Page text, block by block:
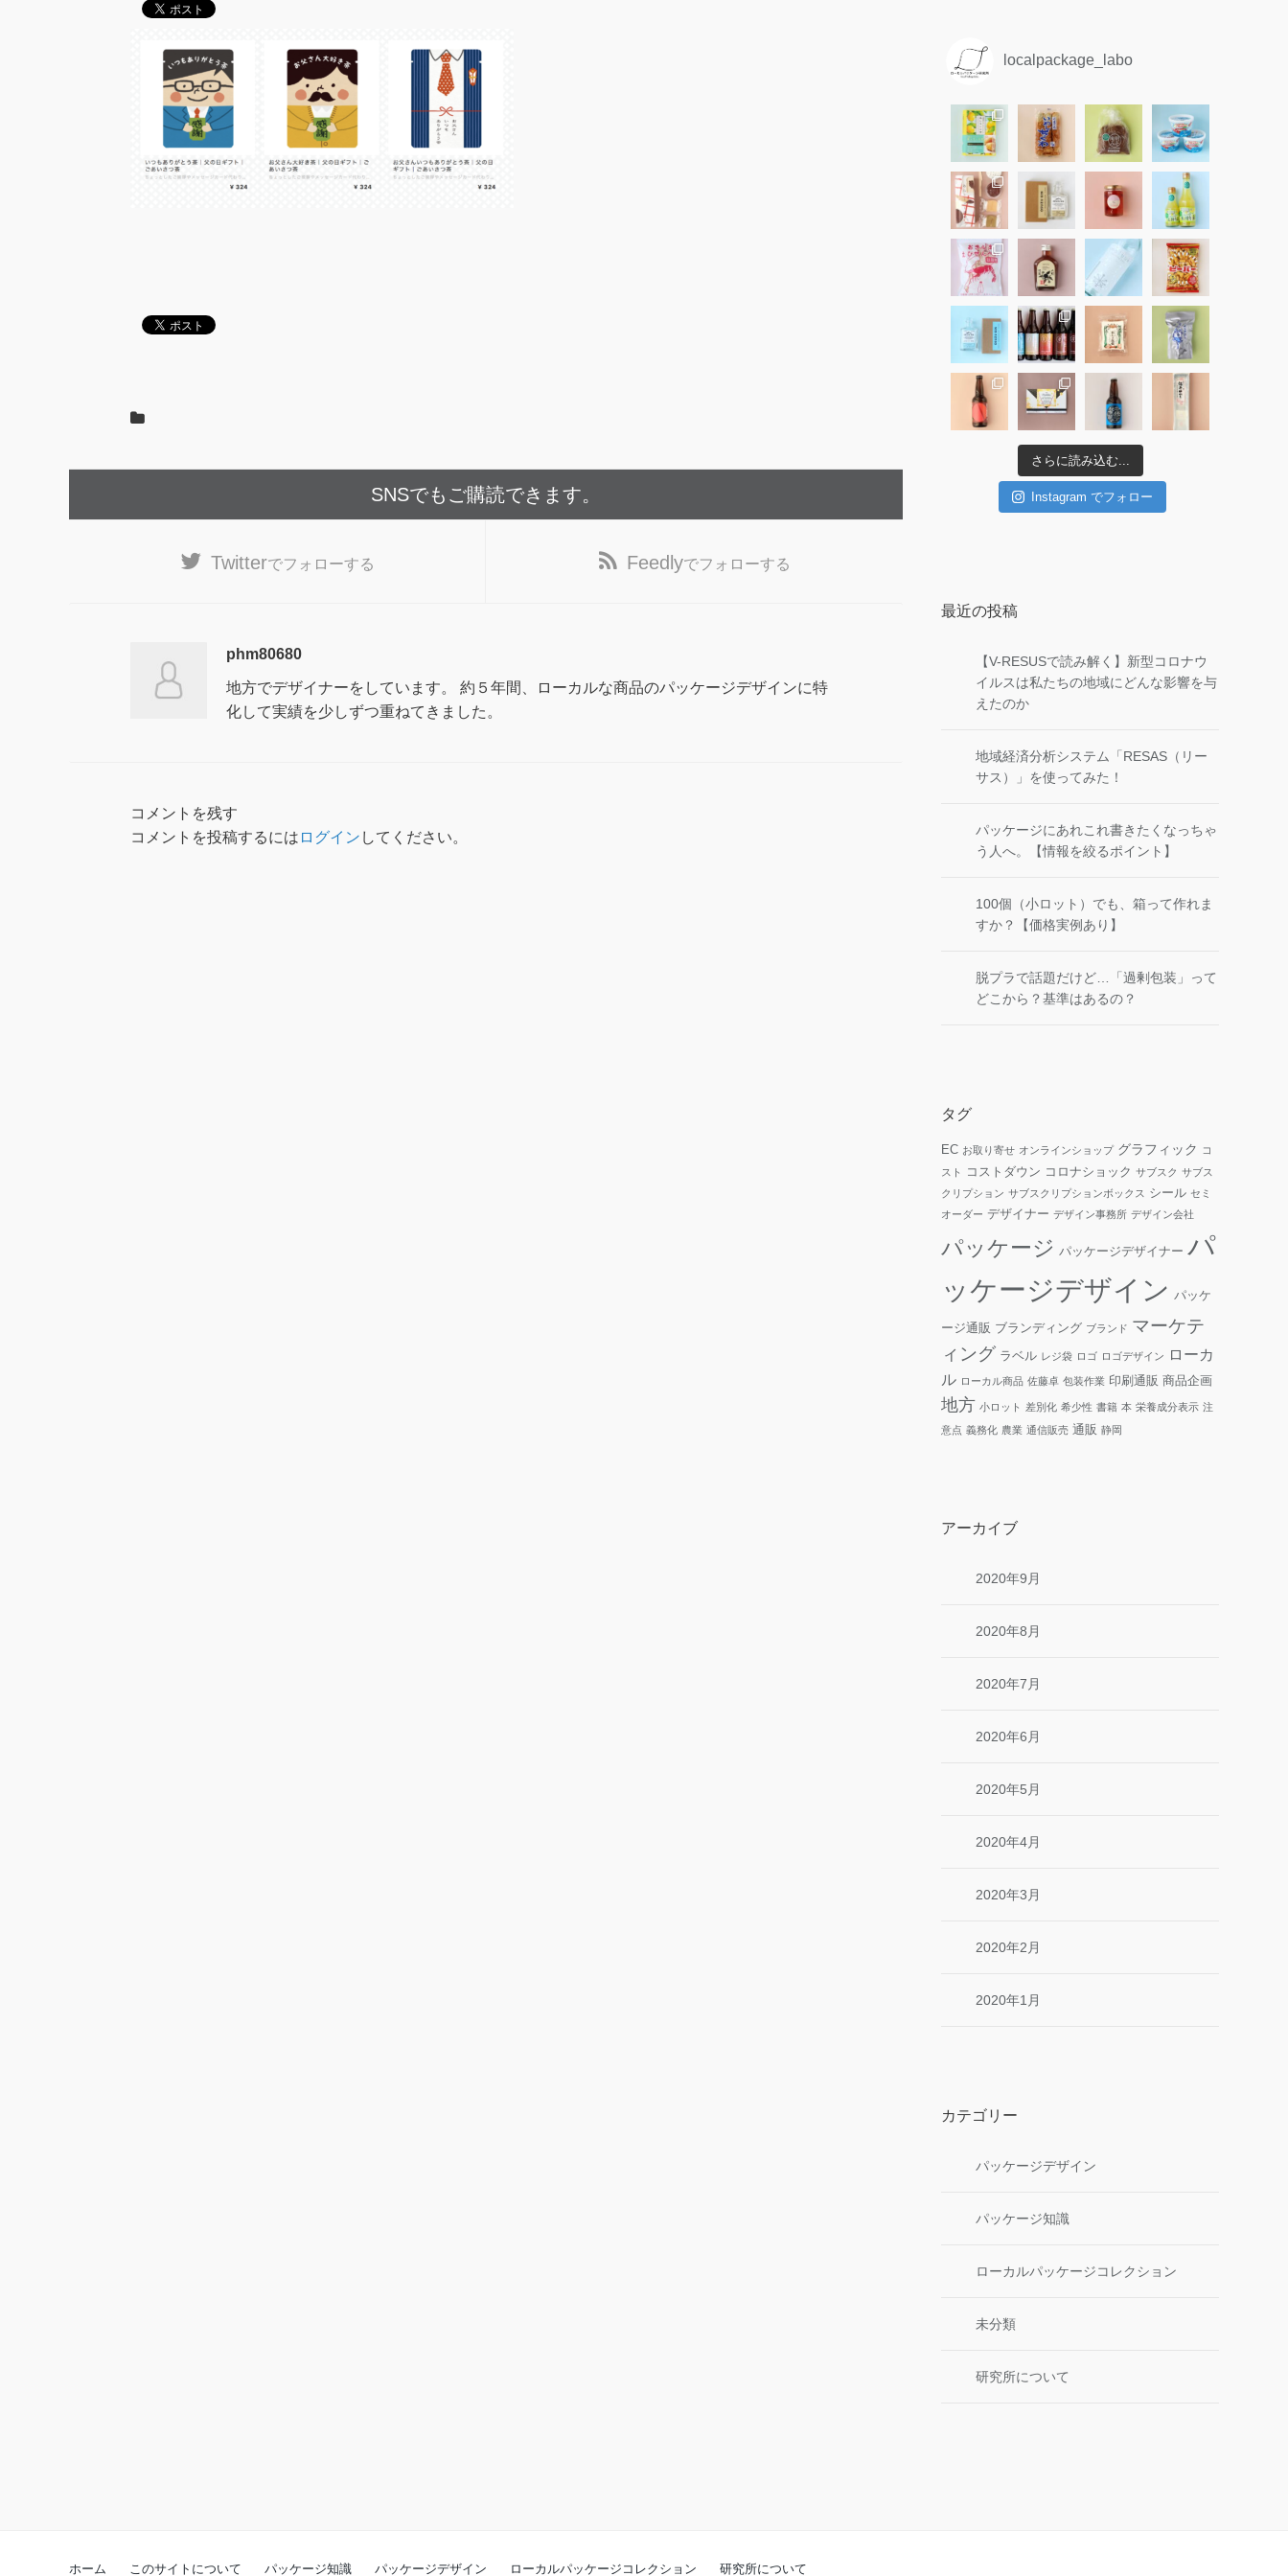
SNSでもご購読できます。
Twitterでフォローする Feedlyでフォローする
phm80680
地方でデザイナーをしています。 約５年間、ローカルな商品のパッケージデザインに特
化して実績を少しずつ重ねてきました。
コメントを残す
コメントを投稿するには ログイン してください。
localpackage_labo
さらに読み込む...
Instagram でフォロー
最近の投稿
【V-RESUSで読み解く】新型コロナウ
イルスは私たちの地域にどんな影響を与
えたのか
地域経済分析システム「RESAS（リー
サス）」を使ってみた！
パッケージにあれこれ書きたくなっちゃ
う人へ。【情報を絞るポイント】
100個（小ロット）でも、箱って作れま
すか？【価格実例あり】
脱プラで話題だけど…「過剰包装」って
どこから？基準はあるの？
タグ
EC お取り寄せ オンラインショップ グラフィック
コ
スト
コストダウン コロナショック サブスク サブス
クリプション サブスクリプションボックス シール セミ
オーダー デザイナー デザイン事務所 デザイン会社
パッケージ パッケージデザイナー パ
ッケージデザイン パッケ
ージ通販 ブランディング ブランド マーケテ
ィング ラベル レジ袋 ロゴ ロゴデザイン
ローカ
ル ローカル商品 佐藤卓 包装作業 印刷通販 商品企画
地方 小ロット 差別化 希少性 書籍 本 栄養成分表示 注
意点 義務化 農業 通信販売 通販 静岡
アーカイブ
2020年9月
2020年8月
2020年7月
2020年6月
2020年5月
2020年4月
2020年3月
2020年2月
2020年1月
カテゴリー
パッケージデザイン
パッケージ知識
ローカルパッケージコレクション
未分類
研究所について
ホーム このサイトについて パッケージ知識 パッケージデザイン ローカルパッケージコレクション 研究所について